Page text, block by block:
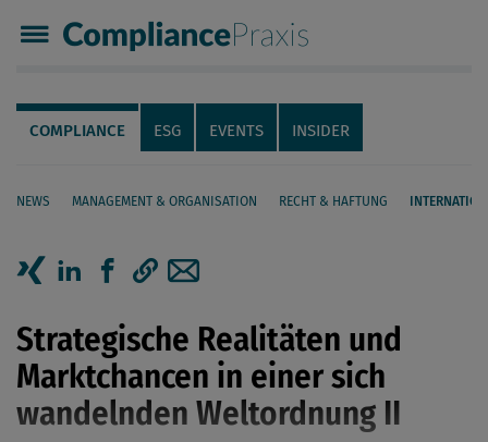
Compliance Praxis
Servicenavigation
Navigation
COMPLIANCE ESG EVENTS INSIDER
NEWS MANAGEMENT & ORGANISATION RECHT & HAFTUNG
Seiteninhalt
Strategische Realitäten und
Marktchancen in einer sich
wandelnden Weltordnung II